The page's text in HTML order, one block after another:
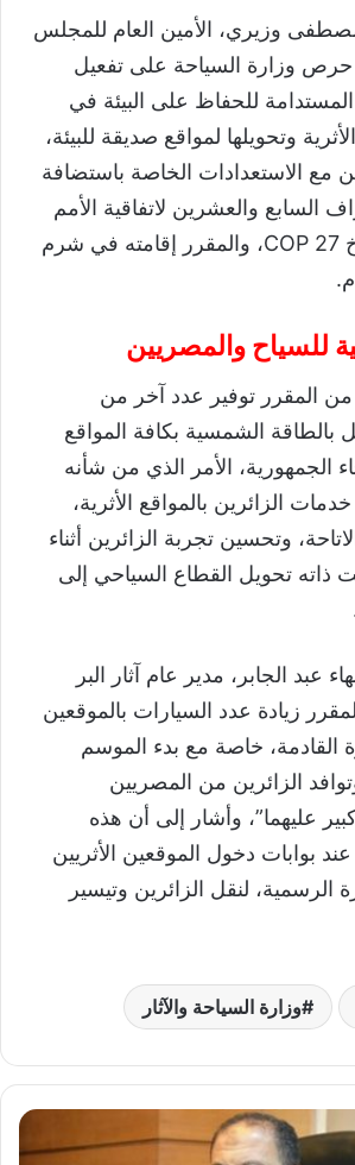
وزيري، الأمين العام للمجلس
حرص وزارة السياحة على تفعيل
للحفاظ على البيئة في
وتحويلها لمواقع صديقة للبيئة،
مع الاستعدادات الخاصة باستضافة
السابع والعشرين لاتفاقية الأمم
المتحدة لتغير المناخ COP 27، والمقرر إقامته في شرم
للسياح والمصريين
المقرر توفير عدد آخر من
بالطاقة الشمسية بكافة المواقع
الجمهورية، الأمر الذي من شأنه
الزائرين بالمواقع الأثرية،
وتحسين تجربة الزائرين أثناء
ذاته تحويل القطاع السياحي إلى
عبد الجابر، مدير عام آثار البر
زيادة عدد السيارات بالموقعين
القادمة، خاصة مع بدء الموسم
الزائرين من المصريين
عليهما”، وأشار إلى أن هذه
بوابات دخول الموقعين الأثريين
الرسمية، لنقل الزائرين وتيسير
وزارة السياحة والآثار